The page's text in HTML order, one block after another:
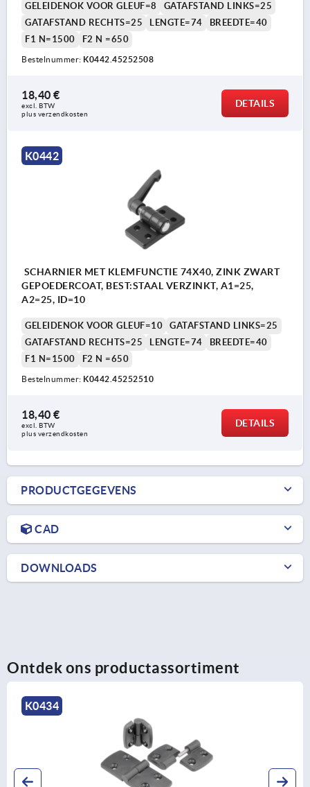
GELEIDENOK VOOR GLEUF=8
GATAFSTAND LINKS=25
GATAFSTAND RECHTS=25
LENGTE=74
BREEDTE=40
F1 N=1500
F2 N =650
Bestelnummer: K0442.45252508
18,40 €
excl. BTW
plus verzendkosten
DETAILS
K0442
SCHARNIER MET KLEMFUNCTIE 74X40, ZINK ZWART
GEPOEDERCOAT, BEST:STAAL VERZINKT, A1=25,
A2=25, ID=10
GELEIDENOK VOOR GLEUF=10
GATAFSTAND LINKS=25
GATAFSTAND RECHTS=25
LENGTE=74
BREEDTE=40
F1 N=1500
F2 N =650
Bestelnummer: K0442.45252510
18,40 €
excl. BTW
plus verzendkosten
DETAILS
PRODUCTGEGEVENS
CAD
DOWNLOADS
Ontdek ons productassortiment